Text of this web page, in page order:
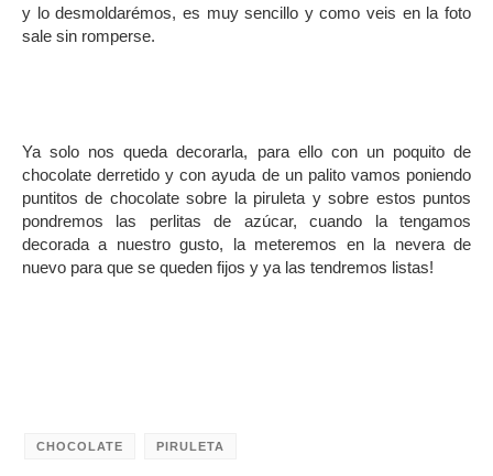
y lo desmoldarémos, es muy sencillo y como veis en la foto
sale sin romperse.
Ya solo nos queda decorarla, para ello con un poquito de
chocolate derretido y con ayuda de un palito vamos poniendo
puntitos de chocolate sobre la piruleta y sobre estos puntos
pondremos las perlitas de azúcar, cuando la tengamos
decorada a nuestro gusto, la meteremos en la nevera de
nuevo para que se queden fijos y ya las tendremos listas!
CHOCOLATE PIRULETA